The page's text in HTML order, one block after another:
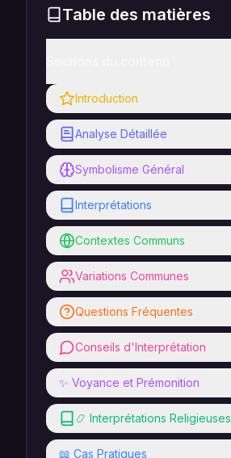
Table des matières
Introduction
Analyse Détaillée
Symbolisme Général
Interprétations
Contextes Communs
Variations Communes
Questions Fréquentes
Conseils d'Interprétation
✨ Voyance et Prémonition
📿 Interprétations Religieuses
📖 Cas Pratiques